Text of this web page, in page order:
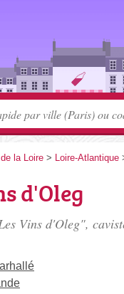
la Loire > Loire-Atlantique
d'Oleg
Vins d'Oleg",